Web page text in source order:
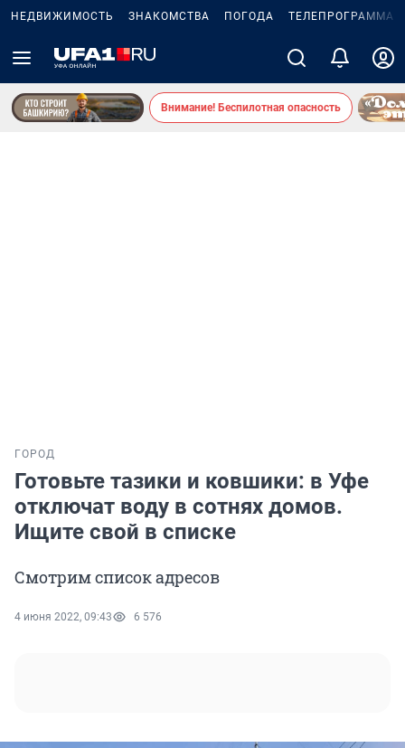
НЕДВИЖИМОСТЬ ЗНАКОМСТВА ПОГОДА ТЕЛЕПРОГРАММА
Внимание! Беспилотная опасность
ГОРОД
Готовьте тазики и ковшики: в Уфе
отключат воду в сотнях домов.
Ищите свой в списке
Смотрим список адресов
4 июня 2022, 09:43 6 576